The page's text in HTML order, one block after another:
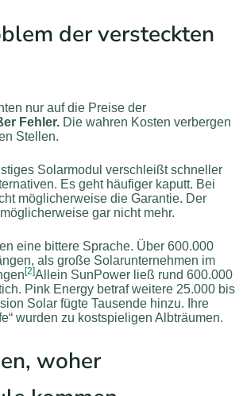
der versteckten
nur auf die Preise der
Fehler. Die wahren Kosten verbergen
Stellen.
Solarmodul verschleißt schneller
Es geht häufiger kaputt. Bei
möglicherweise die Garantie. Der
gar nicht mehr.
eine bittere Sprache. Über 600.000
als große Solarunternehmen im
[2]Allein SunPower ließ rund 600.000
Pink Energy betraf weitere 25.000 bis
Solar fügte Tausende hinzu. Ihre
wurden zu kostspieligen Albträumen.
woher